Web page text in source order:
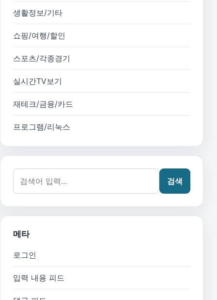
생활정보/기타
쇼핑/여행/할인
스포츠/각종경기
실시간TV보기
재테크/금융/카드
프로그램/리눅스
검색어:
검색
메타
로그인
입력 내용 피드